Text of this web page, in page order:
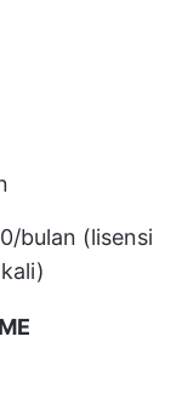
bulan (lisensi